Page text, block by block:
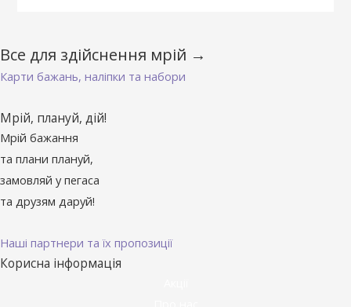
Все для здійснення мрій →
Карти бажань, наліпки та набори
Мрій, плануй, дій!
Мрій бажання
та плани плануй,
замовляй у пегаса
та друзям даруй!
Наші партнери та їх пропозиції
Корисна інформація